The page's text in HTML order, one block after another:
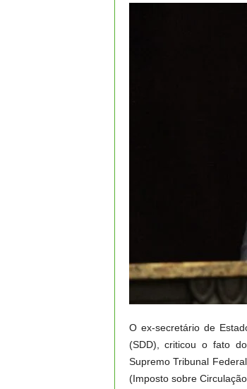
O ex-secretário de
(SDD), criticou o fato
Supremo Tribunal
(Imposto sobre